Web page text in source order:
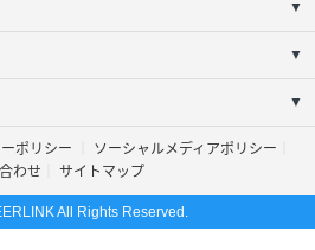
▼
▼
▼
ポリシー
ソーシャルメディアポリシー
わせ
サイトマップ
All Rights Reserved.